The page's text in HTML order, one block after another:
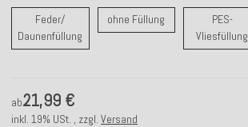
Feder/
Daunenfüllung Feder/ Daunenfüllung
ohne Füllung ohne FüllungPES-
Vliesfüllung
ab21,99 €
inkl. 19% USt. , zzgl. Versand